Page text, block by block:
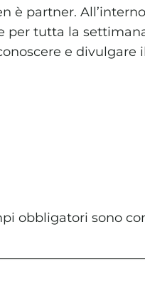
è partner.
per tutta la
e divulgare
obbligatori sono